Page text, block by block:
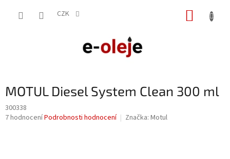
CZK
MOTUL Diesel System Clean 300 ml
300338
Průměrné
7 hodnoceníPodrobnosti hodnocení Značka: Motul